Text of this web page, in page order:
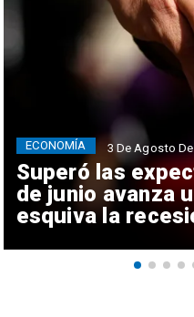
Superó las
de junio avanza
esquiva la
ECONOMÍA 3 De Agosto